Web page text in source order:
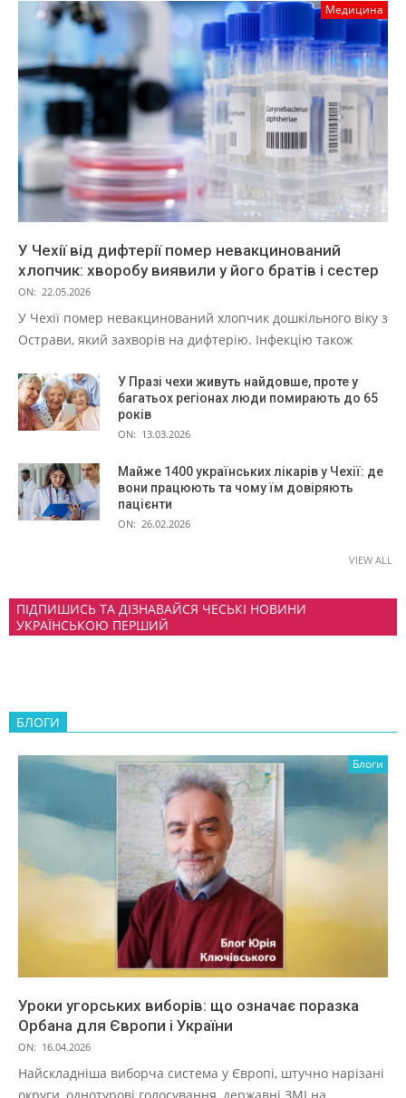
Медицина
У Чехії від дифтерії помер невакцинований
хлопчик: хворобу виявили у його братів і сестер
ON: 22.05.2026
У Чехії помер невакцинований хлопчик дошкільного віку з
Острави, який захворів на дифтерію. Інфекцію також
У Празі чехи живуть найдовше, проте у
багатьох регіонах люди помирають до 65
років
ON: 13.03.2026
Майже 1400 українських лікарів у Чехії: де
вони працюють та чому їм довіряють
пацієнти
ON: 26.02.2026
VIEW ALL
ПІДПИШИСЬ ТА ДІЗНАВАЙСЯ ЧЕСЬКІ НОВИНИ
УКРАЇНСЬКОЮ ПЕРШИЙ
БЛОГИ
Блоги
Уроки угорських виборів: що означає поразка
Орбана для Європи і України
ON: 16.04.2026
Найскладніша виборча система у Європі, штучно нарізані